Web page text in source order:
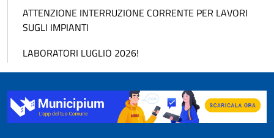
ATTENZIONE INTERRUZIONE CORRENTE PER LAVORI
SUGLI IMPIANTI
LABORATORI LUGLIO 2026!